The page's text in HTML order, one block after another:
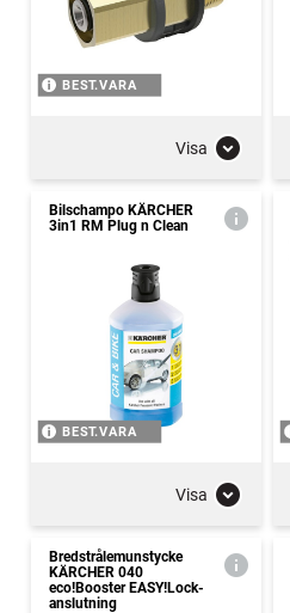
BEST.VARA
Visa
Bilschampo KÄRCHER
3in1 RM Plug n Clean
BEST.VARA
Visa
Bredstrålemunstycke
KÄRCHER 040
eco!Booster EASY!Lock-
anslutning